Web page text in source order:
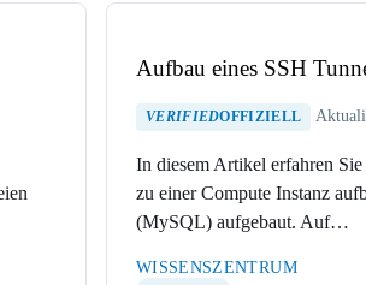
Aufbau eines SSH
VERIFIEDOFFIZIELL
In diesem Artikel erfahren
zu einer Compute Instanz
(MySQL) aufgebaut. Auf…
WISSENSZENTRUM